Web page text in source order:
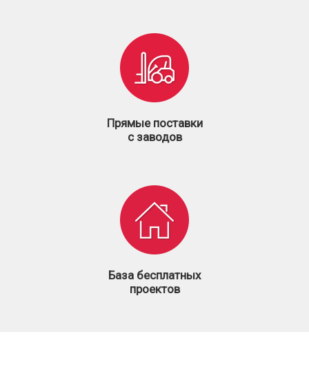
Прямые поставки
с заводов
База бесплатных
проектов